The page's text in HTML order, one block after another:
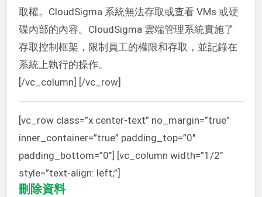
取權。CloudSigma 系統無法存取或查看 VMs 或硬
碟內部的內容。CloudSigma 雲端管理系統實施了
存取控制框架，限制員工的權限和存取，並記錄在
系統上執行的操作。
[/vc_column] [/vc_row]
[vc_row class=”x center-text” no_margin=”true”
inner_container=”true” padding_top=”0″
padding_bottom=”0″] [vc_column width=”1/2″
style=”text-align: left;”]
刪除資料